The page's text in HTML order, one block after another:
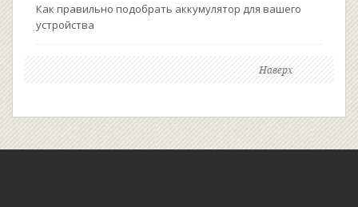
Как правильно подобрать аккумулятор для вашего
устройства
Наверх